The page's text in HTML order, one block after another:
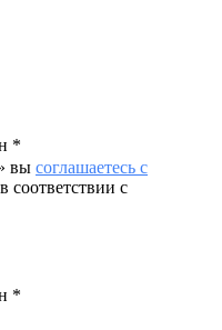
*
вы соглашаетесь с
в соответствии с
*